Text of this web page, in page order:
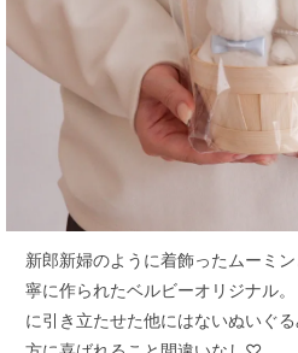
新郎新婦のように着飾ったムーミ
寧に作られたベルビーオリジナル。
に引き立たせた他にはないぬいぐる